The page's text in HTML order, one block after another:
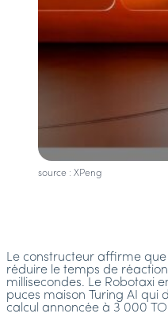
source : XPeng
Le constructeur affirme
réduire le temps de
millisecondes. Le Robotaxi
puces maison Turing AI qui
calcul annoncée à 3 000